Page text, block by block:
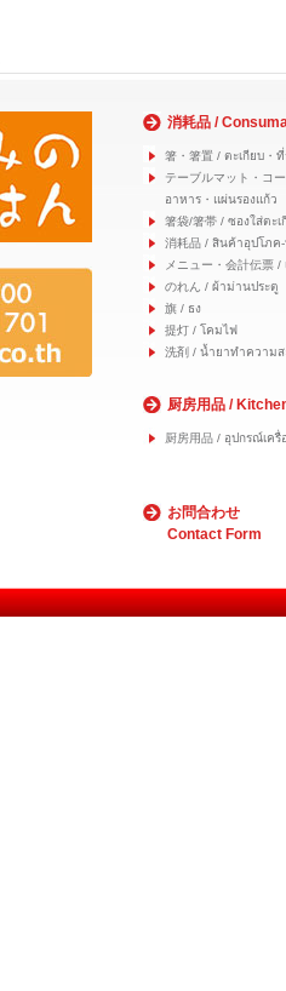
消耗品 /
箸・箸置 / ตะเกียบ・
テーブルマット・コ
อาหาร・แผ่นรองแก้ว
箸袋/箸帯 / ซองใส่ตะเ
消耗品 / สินค้าอุปโภค
メニュー・会計伝票 /
のれん / ผ้าม่านประตู
旗 / ธง
提灯 / โคมไฟ
洗剤 / น้ำยาทำความ
厨房用品 /
厨房用品 / อุปกรณ์เครื่
お問合わせ
Contact Form